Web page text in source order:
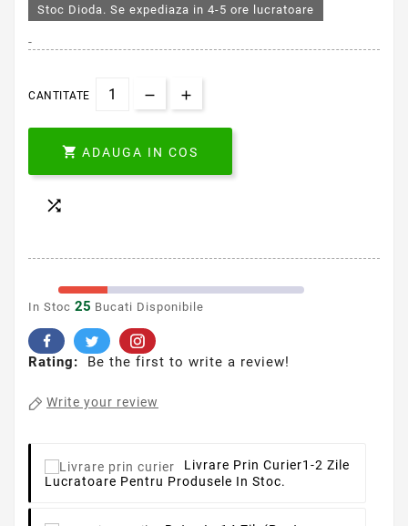
Stoc Dioda. Se expediaza in 4-5 ore lucratoare
-
CANTITATE
 ADAUGA IN COS

In Stoc 25 Bucati Disponibile
Rating: Be the first to write a review!
Write your review
Livrare Prin Curier1-2 Zile
Lucratoare Pentru Produsele In Stoc.